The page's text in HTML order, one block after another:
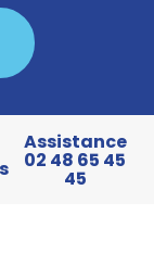
Assistance
02 48 65 45
45